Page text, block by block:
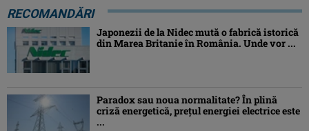
RECOMANDĂRI
Japonezii de la Nidec mută o fabrică istorică
din Marea Britanie în România. Unde vor ...
Paradox sau noua normalitate? În plină
criză energetică, prețul energiei electrice este
...